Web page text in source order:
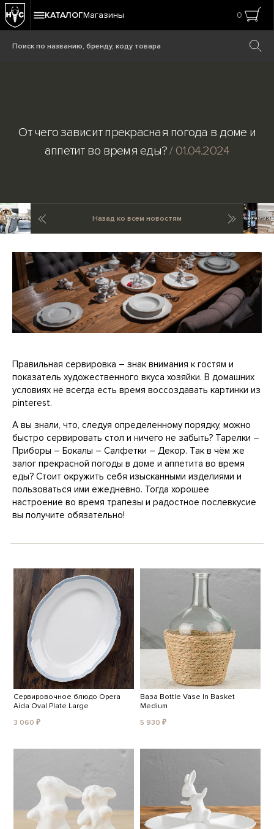
КАТАЛОГМагазины 0
От чего зависит прекрасная погода в доме и
аппетит во время еды?/ 01.04.2024
Предыдущая новостьНазад ко всем новостям
Правильная сервировка – знак внимания к гостям и
показатель художественного вкуса хозяйки. В домашних
условиях не всегда есть время воссоздавать картинки из
pinterest.
А вы знали, что, следуя определенному порядку, можно
быстро сервировать стол и ничего не забыть? Тарелки –
Приборы – Бокалы – Салфетки – Декор. Так в чём же
залог прекрасной погоды в доме и аппетита во время
еды? Стоит окружить себя изысканными изделиями и
пользоваться ими ежедневно. Тогда хорошее
настроение во время трапезы и радостное послевкусие
вы получите обязательно!
Сервировочное блюдо Opera
Aida Oval Plate Large
3 060 ₽
Ваза Bottle Vase In Basket
Medium
5 930 ₽